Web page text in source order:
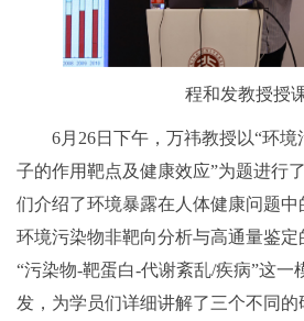
程和发教授授
6月26日下午，万祎教授以“环
子的作用靶点及健康效应”为题进行
们介绍了环境暴露在人体健康问题
环境污染物非靶向分析与高通量鉴
“污染物-靶蛋白-代谢紊乱/疾病”这一
发，为学员们详细讲解了三个不同